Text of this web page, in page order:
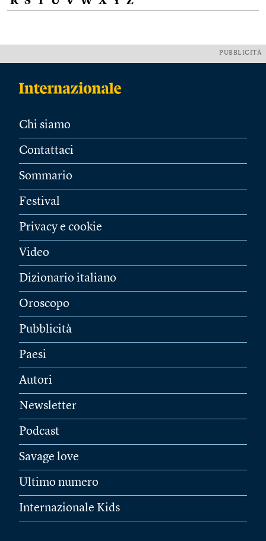
PUBBLICITÀ
Chi siamo
Contattaci
Sommario
Festival
Privacy e cookie
Video
Dizionario italiano
Oroscopo
Pubblicità
Paesi
Autori
Newsletter
Podcast
Savage love
Ultimo numero
Internazionale Kids